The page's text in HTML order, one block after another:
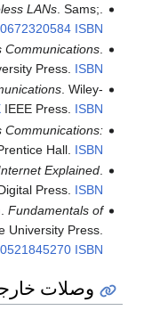
LANs. Sams;.
ISBN
0672320584
Communications.
Press. ISBN
. Wiley-
IEEE Press. ISBN
Communications:
Hall. ISBN
Explained.
Press. ISBN
Fundamentals of
University Press.
ISBN
0521845270
وصلات